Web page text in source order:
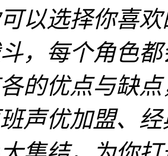
以选择你喜
，每个角色
的优点与缺
声优加盟、